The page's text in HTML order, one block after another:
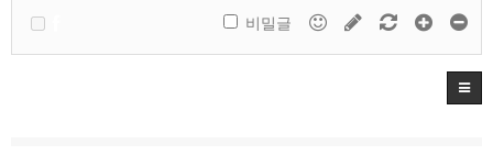
비밀글